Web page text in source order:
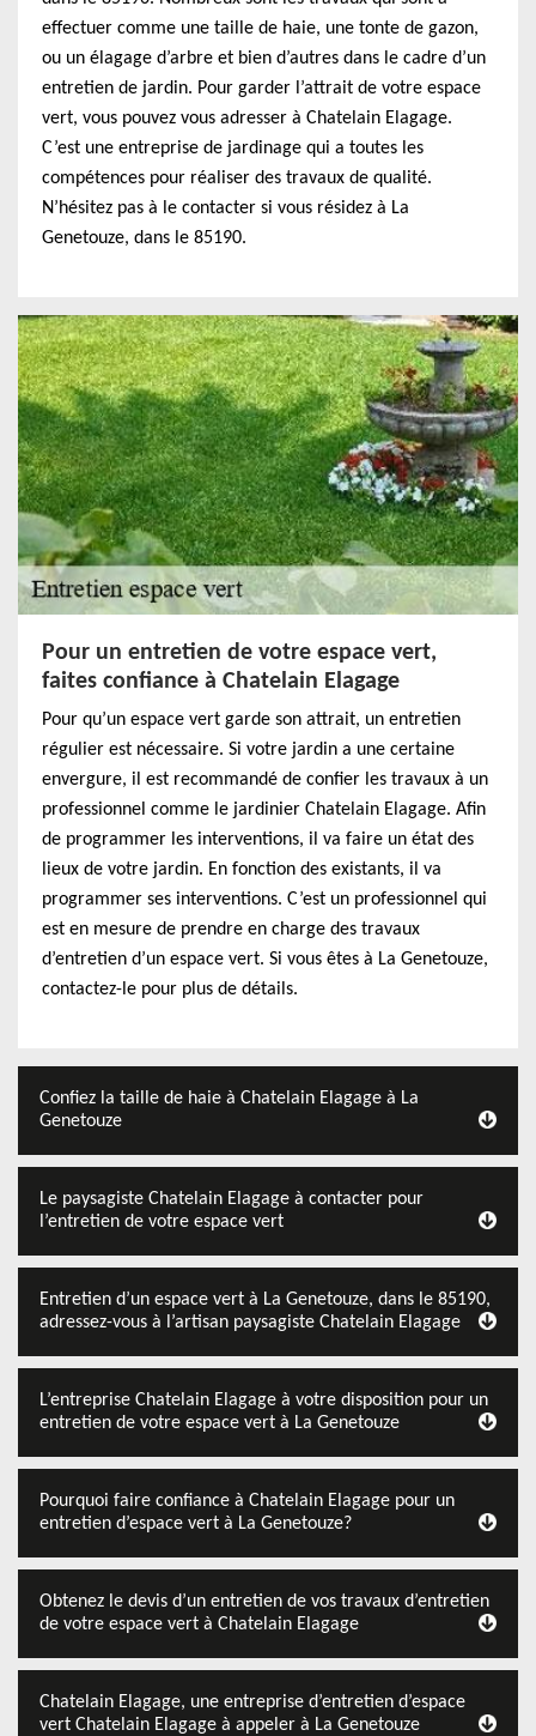
effectuer comme une taille de haie, une tonte de gazon,
ou un élagage d’arbre et bien d’autres dans le cadre d’un
entretien de jardin. Pour garder l’attrait de votre espace
vert, vous pouvez vous adresser à Chatelain Elagage.
C’est une entreprise de jardinage qui a toutes les
compétences pour réaliser des travaux de qualité.
N’hésitez pas à le contacter si vous résidez à La
Genetouze, dans le 85190.
Pour un entretien de votre espace vert,
faites confiance à Chatelain Elagage
Pour qu’un espace vert garde son attrait, un entretien
régulier est nécessaire. Si votre jardin a une certaine
envergure, il est recommandé de confier les travaux à un
professionnel comme le jardinier Chatelain Elagage. Afin
de programmer les interventions, il va faire un état des
lieux de votre jardin. En fonction des existants, il va
programmer ses interventions. C’est un professionnel qui
est en mesure de prendre en charge des travaux
d’entretien d’un espace vert. Si vous êtes à La Genetouze,
contactez-le pour plus de détails.
Confiez la taille de haie à Chatelain Elagage à La
Genetouze
Le paysagiste Chatelain Elagage à contacter pour
l’entretien de votre espace vert
Entretien d’un espace vert à La Genetouze, dans le 85190,
adressez-vous à l’artisan paysagiste Chatelain Elagage
L’entreprise Chatelain Elagage à votre disposition pour un
entretien de votre espace vert à La Genetouze
Pourquoi faire confiance à Chatelain Elagage pour un
entretien d’espace vert à La Genetouze?
Obtenez le devis d’un entretien de vos travaux d’entretien
de votre espace vert à Chatelain Elagage
Chatelain Elagage, une entreprise d’entretien d’espace
vert Chatelain Elagage à appeler à La Genetouze